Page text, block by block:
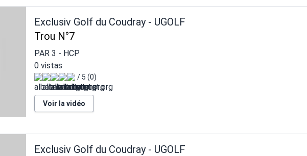
Exclusiv Golf du Coudray - UGOLF
Trou N°7
PAR 3 - HCP
0 vistas
/ 5 (0)
Voir la vidéo
Exclusiv Golf du Coudray - UGOLF